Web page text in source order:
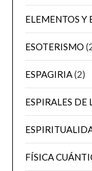
ELEMENTOS Y
ESOTERISMO
ESPAGIRIA(2)
ESPIRALES
FÍSICA